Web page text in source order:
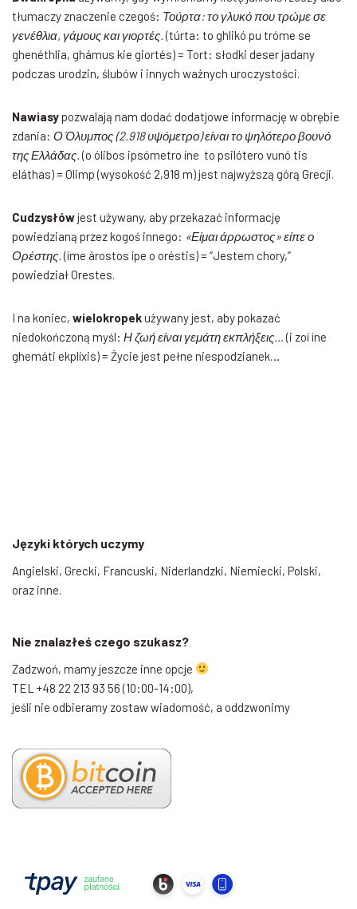
tłumaczy znaczenie czegoś: Τούρτα: το γλυκό που τρώμε σε
γενέθλια, γάμους και γιορτές.(túrta: to ghlikó pu tróme se
ghenéthlia, ghámus kie giortés) = Tort: słodki deser jadany
podczas urodzin, ślubów i innych ważnych uroczystości.
Nawiasypozwalają nam dodać dodatjowe informację w obrębie
zdania: Ο Όλυμπος (2.918 υψόμετρο) είναι το ψηλότερο βουνό
της Ελλάδας.(o ólibos ipsómetro íne to psilótero vunó tis
eláthas) = Olimp (wysokość 2,918 m) jest najwyższą górą Grecji.
Cudzysłówjest używany, aby przekazać informację
powiedzianą przez kogoś innego: «Είμαι άρρωστος» είπε ο
Ορέστης.(íme árostos ípe o oréstis) = “Jestem chory,”
powiedział Orestes.
I na koniec, wielokropekużywany jest, aby pokazać
niedokończoną myśl: Η ζωή είναι γεμάτη εκπλήξεις…(i zoí íne
ghemáti ekplíxis) = Życie jest pełne niespodzianek…
Języki których uczymy
Angielski, Grecki, Francuski, Niderlandzki, Niemiecki, Polski,
oraz inne.
Nie znalazłeś czego szukasz?
Zadzwoń, mamy jeszcze inne opcje
TEL +48 22 213 93 56 (10:00-14:00),
jeśli nie odbieramy zostaw wiadomość, a oddzwonimy